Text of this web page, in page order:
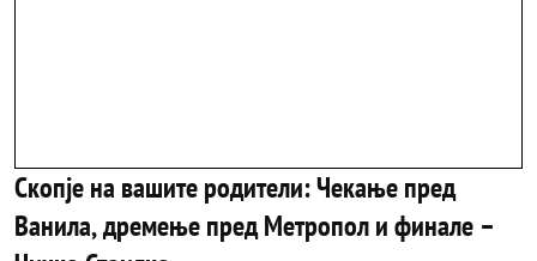
Скопје на вашите родители: Чекање пред
Ванила, дремење пред Метропол и финале –